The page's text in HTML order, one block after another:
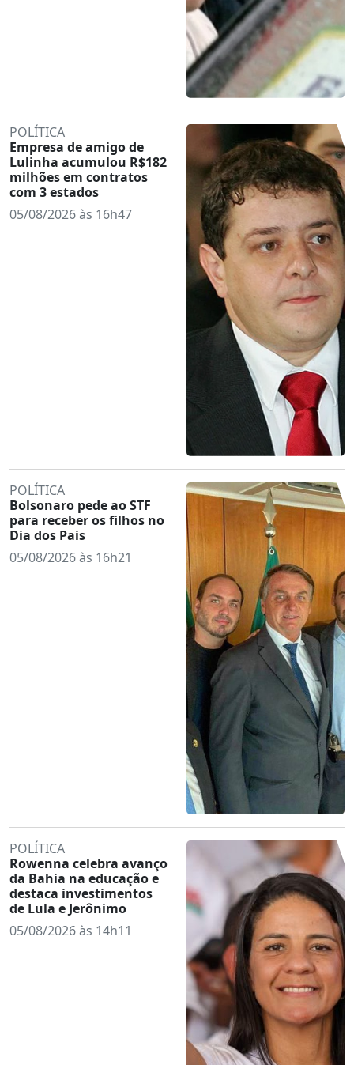
POLÍTICA
Empresa de amigo de
Lulinha acumulou R$182
milhões em contratos
com 3 estados
05/08/2026 às 16h47
POLÍTICA
Bolsonaro pede ao STF
para receber os filhos no
Dia dos Pais
05/08/2026 às 16h21
POLÍTICA
Rowenna celebra avanço
da Bahia na educação e
destaca investimentos
de Lula e Jerônimo
05/08/2026 às 14h11